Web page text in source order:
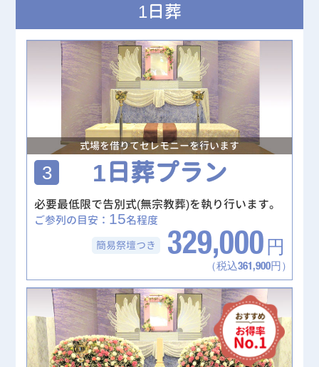
1日葬
式場を借りてセレモニーを行います
3 1日葬プラン
必要最低限で告別式(無宗教葬)を執り行います。
ご参列の目安： 15名程度
簡易祭壇つき 329,000 円
（税込361,900円）